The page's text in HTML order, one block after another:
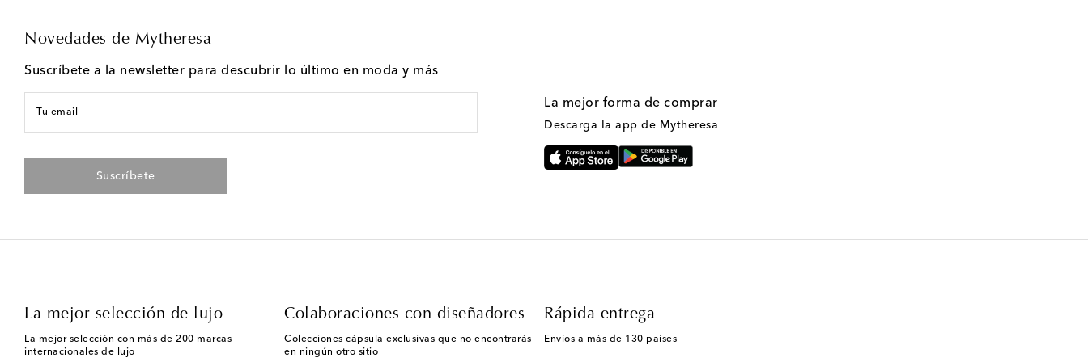
Novedades de Mytheresa
Suscríbete a la newsletter para descubrir lo último en moda y más
Tu email
Suscríbete
La mejor forma de comprar
Descarga la app de Mytheresa
La mejor selección de lujo
La mejor selección con más de 200 marcas
internacionales de lujo
Colaboraciones con diseñadores
Colecciones cápsula exclusivas que no encontrarás
en ningún otro sitio
Rápida entrega
Envíos a más de 130 países